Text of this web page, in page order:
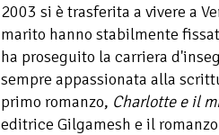
2003 si è trasferita a vivere a
marito hanno stabilmente
ha proseguito la carriera
sempre appassionata alla
primo romanzo, Charlotte e il
editrice Gilgamesh e il